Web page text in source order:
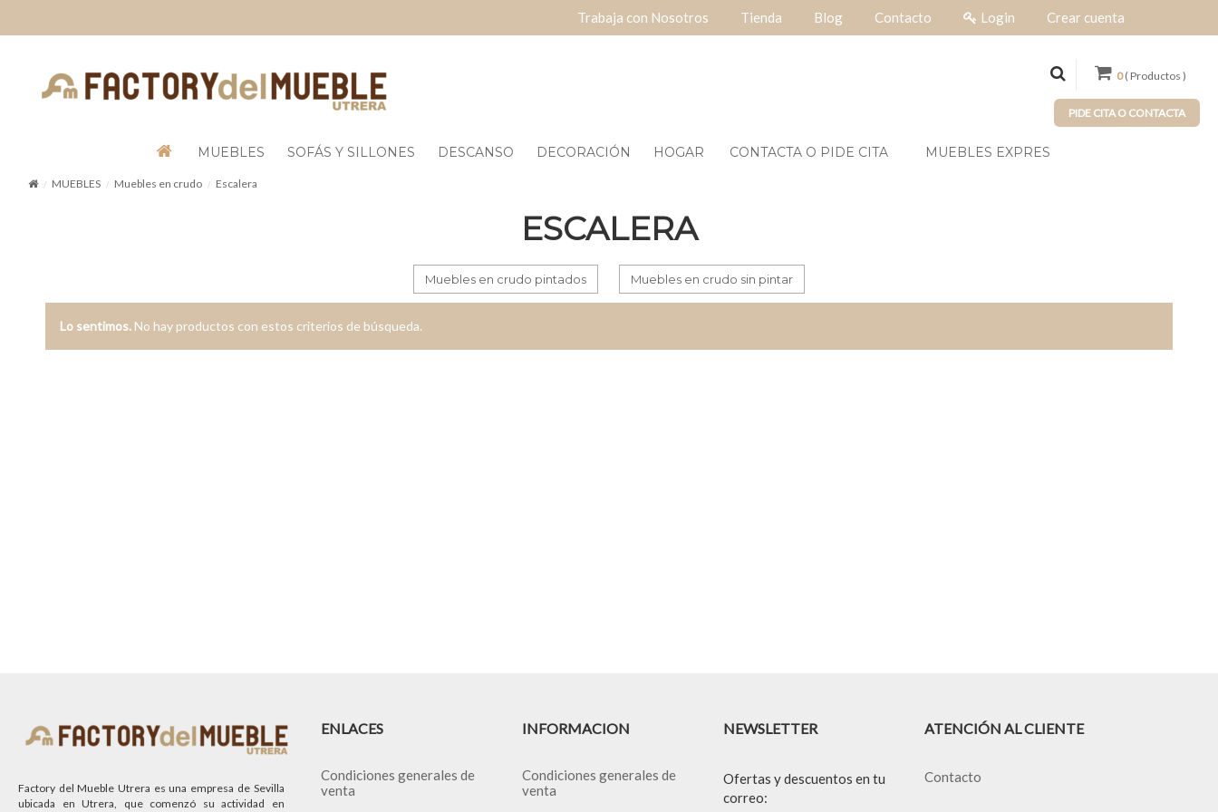
Trabaja con Nosotros Tienda Blog Contacto Login Crear cuenta
0( Productos )
PIDE CITA O CONTACTA
MUEBLES SOFÁS Y SILLONES DESCANSO DECORACIÓN HOGAR CONTACTA O PIDE CITA MUEBLES EXPRES
MUEBLES Muebles en crudo Escalera
ESCALERA
Muebles en crudo pintados Muebles en crudo sin pintar
Lo sentimos. No hay productos con estos criterios de búsqueda.
Factory del Mueble Utrera es una empresa de Sevilla
ubicada en Utrera, que comenzó su actividad en
ENLACES
Condiciones generales de
venta
INFORMACION
Condiciones generales de
venta
NEWSLETTER
Ofertas y descuentos en tu
correo:
ATENCIÓN AL CLIENTE
Contacto